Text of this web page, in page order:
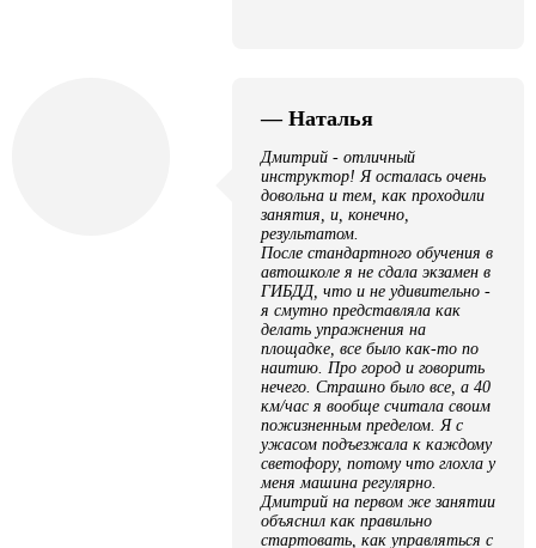
— Наталья
Дмитрий - отличный
инструктор! Я осталась очень
довольна и тем, как проходили
занятия, и, конечно,
результатом.
После стандартного обучения в
автошколе я не сдала экзамен в
ГИБДД, что и не удивительно -
я смутно представляла как
делать упражнения на
площадке, все было как-то по
наитию. Про город и говорить
нечего. Страшно было все, а 40
км/час я вообще считала своим
пожизненным пределом. Я с
ужасом подъезжала к каждому
светофору, потому что глохла у
меня машина регулярно.
Дмитрий на первом же занятии
объяснил как правильно
стартовать, как управляться с